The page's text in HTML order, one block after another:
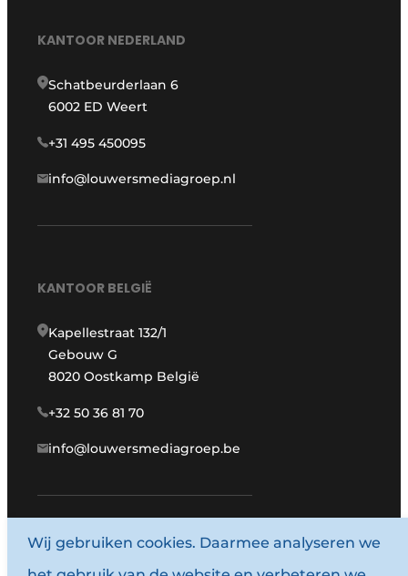
KANTOOR NEDERLAND
Schatbeurderlaan 6
6002 ED Weert
+31 495 450095
info@louwersmediagroep.nl
KANTOOR BELGIË
Kapellestraat 132/1
Gebouw G
8020 Oostkamp België
+32 50 36 81 70
info@louwersmediagroep.be
www.louwersmediagroep.com
Wij gebruiken cookies. Daarmee analyseren we